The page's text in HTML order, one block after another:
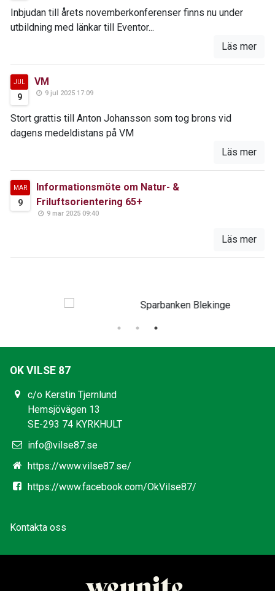
Inbjudan till årets novemberkonferenser finns nu under
utbildning med länkar till Eventor...
Läs mer
JUL
9
VM
9 jul 2025 17:09
Stort grattis till Anton Johansson som tog brons vid
dagens medeldistans på VM
Läs mer
MAR
9
Informationsmöte om Natur- &
Friluftsorientering 65+
9 mar 2025 09:40
Läs mer
OK VILSE 87
c/o Kerstin Tjernlund
Hemsjövägen 13
SE-293 74 KYRKHULT
info@vilse87.se
https://www.vilse87.se/
https://www.facebook.com/OkVilse87/
Kontakta oss